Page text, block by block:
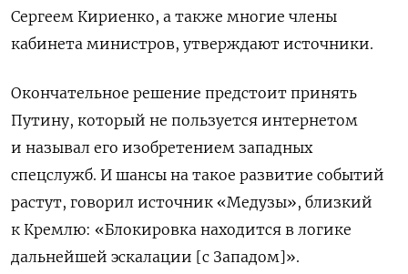
Сергеем Кириенко, а также многие члены
кабинета министров, утверждают источники.
Окончательное решение предстоит принять
Путину, который не пользуется интернетом
и называл его изобретением западных
спецслужб. И шансы на такое развитие событий
растут, говорил источник «Медузы», близкий
к Кремлю: «Блокировка находится в логике
дальнейшей эскалации [с Западом]».